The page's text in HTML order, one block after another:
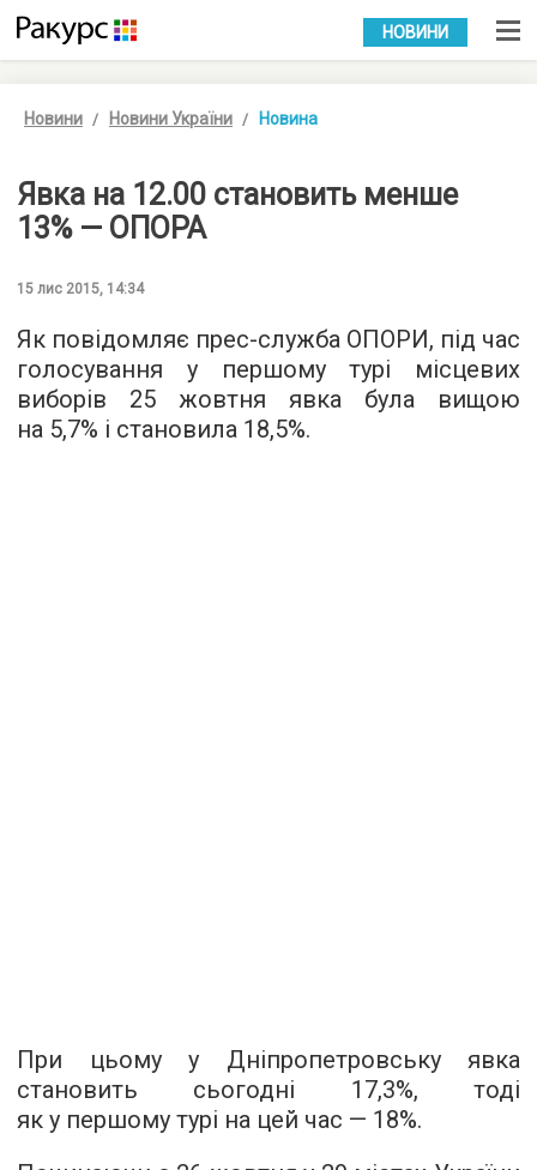
УКР РУС
НОВИНИ
Новини Новини України Новина
Явка на 12.00 становить менше
13% — ОПОРА
15 лис 2015, 14:34
Як повідомляє прес-служба ОПОРИ, під час
голосування у першому турі місцевих
виборів 25 жовтня явка була вищою
на 5,7% і становила 18,5%.
При цьому у Дніпропетровську явка
становить сьогодні 17,3%, тоді
як у першому турі на цей час — 18%.